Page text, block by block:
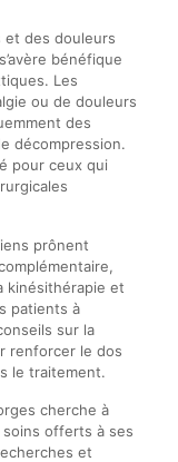
et des douleurs
bénéfique
Les
ou de douleurs
des
décompression.
pour ceux qui
prônent
kinésithérapie et
patients à
sur la
renforcer le dos
le traitement.
cherche à
offerts à ses
et